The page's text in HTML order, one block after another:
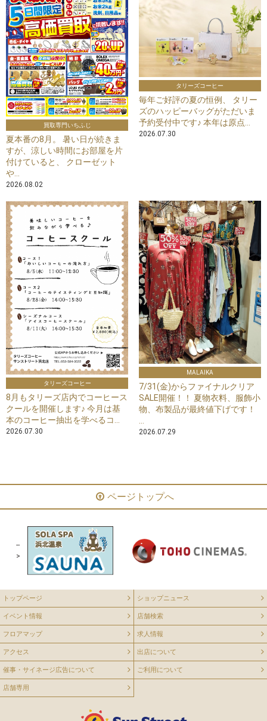
買取専門いちふじ
夏本番の8月。 暑い日が続きま
すが、涼しい時間にお部屋を片
付けていると、 クローゼット
や...
2026.08.02
タリーズコーヒー
毎年ご好評の夏の恒例、 タリー
ズのハッピーバッグがただいま
予約受付中です♪ 本年は原点...
2026.07.30
タリーズコーヒー
8月もタリーズ店内でコーヒース
クールを開催します♪ 今月は基
本のコーヒー抽出を学べるコ...
2026.07.30
MALAIKA
7/31(金)からファイナルクリア
SALE開催！！ 夏物衣料、服飾小
物、布製品が最終値下げです！
2026.07.29
ページトップへ
--
>
トップページ ショップニュース
イベント情報 店舗検索
フロアマップ 求人情報
アクセス 出店について
催事・サイネージ広告について ご利用について
店舗専用